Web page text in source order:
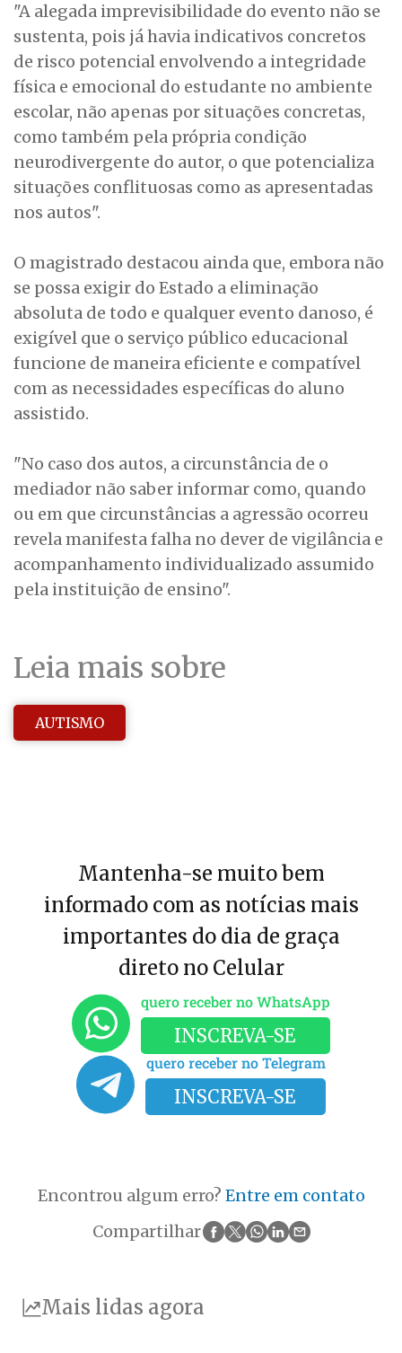
"A alegada imprevisibilidade do evento não se
sustenta, pois já havia indicativos concretos
de risco potencial envolvendo a integridade
física e emocional do estudante no ambiente
escolar, não apenas por situações concretas,
como também pela própria condição
neurodivergente do autor, o que potencializa
situações conflituosas como as apresentadas
nos autos".
O magistrado destacou ainda que, embora não
se possa exigir do Estado a eliminação
absoluta de todo e qualquer evento danoso, é
exigível que o serviço público educacional
funcione de maneira eficiente e compatível
com as necessidades específicas do aluno
assistido.
"No caso dos autos, a circunstância de o
mediador não saber informar como, quando
ou em que circunstâncias a agressão ocorreu
revela manifesta falha no dever de vigilância e
acompanhamento individualizado assumido
pela instituição de ensino".
Leia mais sobre
AUTISMO
Mantenha-se muito bem
informado com as notícias mais
importantes do dia de graça
direto no Celular
quero receber no WhatsApp
INSCREVA-SE
quero receber no Telegram
INSCREVA-SE
Encontrou algum erro? Entre em contato
Compartilhar
Mais lidas agora